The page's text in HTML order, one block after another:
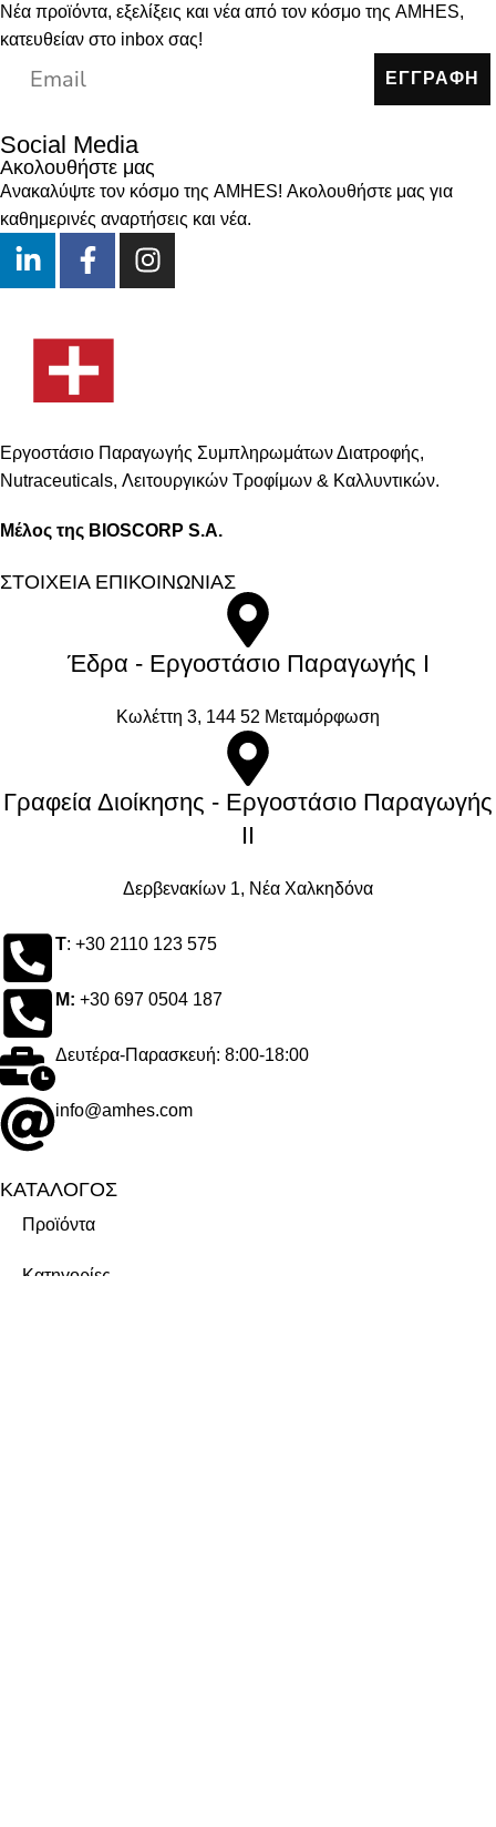
Νέα προϊόντα, εξελίξεις και νέα από τον κόσμο της AMHES,
κατευθείαν στο inbox σας!
ΕΓΓΡΑΦΗ
Social Media
Ακολουθήστε μας
Ανακαλύψτε τον κόσμο της AMHES! Ακολουθήστε μας για
καθημερινές αναρτήσεις και νέα.
Εργοστάσιο Παραγωγής Συμπληρωμάτων Διατροφής,
Νutraceuticals, Λειτουργικών Τροφίμων & Καλλυντικών.
Μέλος της BIOSCORP S.A.
ΣΤΟΙΧΕΙΑ ΕΠΙΚΟΙΝΩΝΙΑΣ
Έδρα - Εργοστάσιο Παραγωγής Ι
Kωλέττη 3, 144 52 Μεταμόρφωση
Γραφεία Διοίκησης - Εργοστάσιο Παραγωγής
ΙΙ
Δερβενακίων 1, Νέα Χαλκηδόνα
Τ: +30 2110 123 575
M: +30 697 0504 187
Δευτέρα-Παρασκευή: 8:00-18:00
info@amhes.com
ΚΑΤΑΛΟΓΟΣ
Προϊόντα
Κατηγορίες